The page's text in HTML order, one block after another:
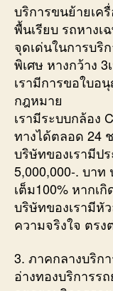
บริการขนย้ายเค
พื้นเรียบ รถหางเ
จุดเด่นในการบริ
พิเศษ หางกว้าง 3
เรามีการขอใบอ
กฎหมาย
เรามีระบบกล้อง
ทางได้ตลอด 24
บริษัทของเรามีป
5,000,000-. บา
เต็ม100% หากเ
บริษัทของเรามีหั
ความจริงใจ ตรง
3. ภาคกลางบริก
อ่างทองบริการร